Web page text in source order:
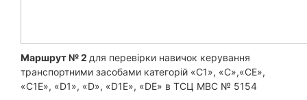
Маршрут № 2 для перевірки навичок керування
транспортними засобами категорій «С1», «С»,«СЕ»,
«С1Е», «D1», «D», «D1Е», «DЕ» в ТСЦ МВС № 5154